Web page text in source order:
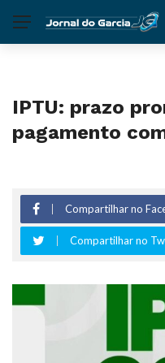
IPTU: prazo
pagamento
Compartilhar no
Compartilhar no